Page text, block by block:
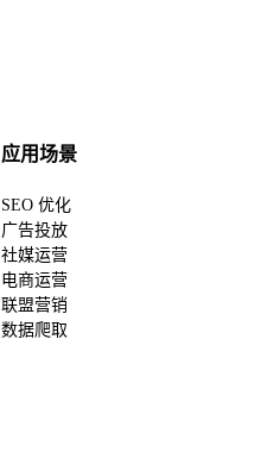
应用场景
SEO 优化
广告投放
社媒运营
电商运营
联盟营销
数据爬取